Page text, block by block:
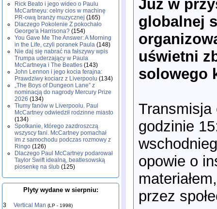
Rick Beato i jego wideo o Paulu
McCartneyu: celny cios w machinę
PR-ową branży muzycznej (165)
Dlaczego Pokolenie Z pokochało
George'a Harrisona? (154)
You Gave Me The Answer: A Morning
in the Life, czyli poranek Paula (148)
Nie daj się nabrać na fałszywy wpis
Trumpa uderzający w Paula
McCartneya i The Beatles (143)
John Lennon i jego kocia ferajna:
Prawdziwy kociarz z Liverpoolu (134)
„The Boys of Dungeon Lane” z
nominacją do nagrody Mercury Prize
2026 (134)
Tłumy fanów w Liverpoolu. Paul
McCartney odwiedził rodzinne miasto
(134)
Spotkanie, którego zazdroszczą
wszyscy fani. McCartney pomachał
im z samochodu podczas rozmowy z
Ringo (126)
Dlaczego Paul McCartney podarował
Taylor Swift idealną, beatlesowską
piosenkę na ślub (125)
Plyty wydane w sierpniu:
3 Vertical Man (LP - 1998)
Już w
globalnej
uświetni
solowego
Transmisja
godzinie
opowie o
przez